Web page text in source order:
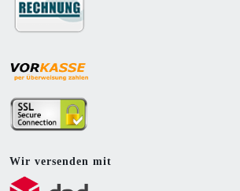
Wir versenden mit